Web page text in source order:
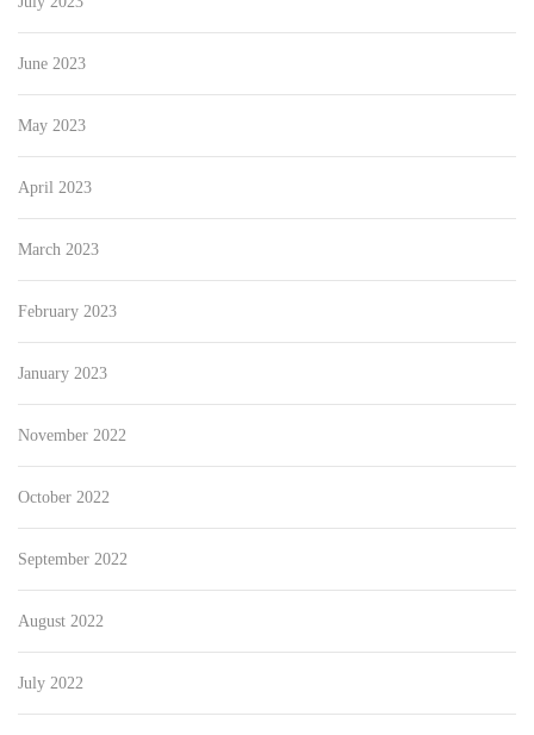
June 2023
May 2023
April 2023
March 2023
February 2023
January 2023
November 2022
October 2022
September 2022
August 2022
July 2022